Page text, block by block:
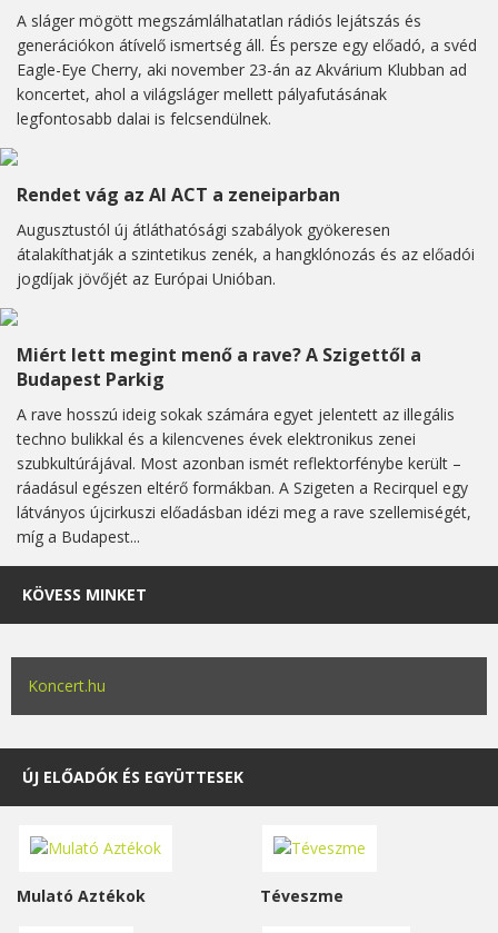
A sláger mögött megszámlálhatatlan rádiós lejátszás és
generációkon átívelő ismertség áll. És persze egy előadó, a svéd
Eagle-Eye Cherry, aki november 23-án az Akvárium Klubban ad
koncertet, ahol a világsláger mellett pályafutásának
legfontosabb dalai is felcsendülnek.
Rendet vág az AI ACT a zeneiparban
Augusztustól új átláthatósági szabályok gyökeresen
átalakíthatják a szintetikus zenék, a hangklónozás és az előadói
jogdíjak jövőjét az Európai Unióban.
Miért lett megint menő a rave? A Szigettől a
Budapest Parkig
A rave hosszú ideig sokak számára egyet jelentett az illegális
techno bulikkal és a kilencvenes évek elektronikus zenei
szubkultúrájával. Most azonban ismét reflektorfénybe került –
ráadásul egészen eltérő formákban. A Szigeten a Recirquel egy
látványos újcirkuszi előadásban idézi meg a rave szellemiségét,
míg a Budapest...
KÖVESS MINKET
Koncert.hu
ÚJ ELŐADÓK ÉS EGYÜTTESEK
Mulató Aztékok Téveszme